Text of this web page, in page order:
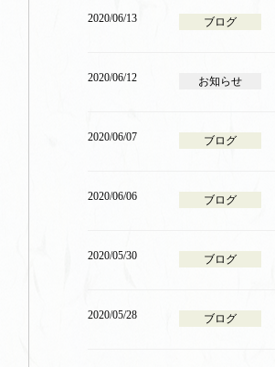
2020/06/13 ブログ
2020/06/12 お知らせ
2020/06/07 ブログ
2020/06/06 ブログ
2020/05/30 ブログ
2020/05/28 ブログ